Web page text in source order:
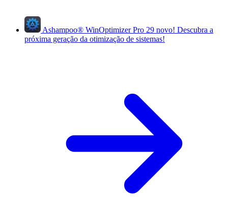
Ashampoo® WinOptimizer Pro 29 novo! Descubra a
próxima geração da otimização de sistemas!